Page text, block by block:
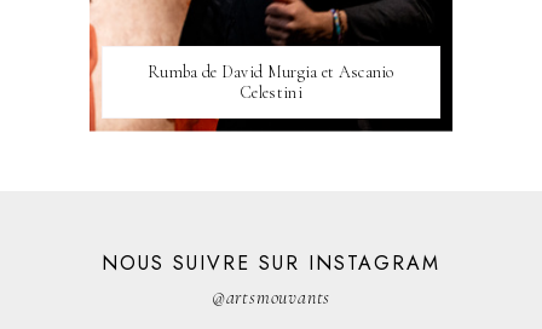
Rumba de David Murgia et Ascanio
Celestini
NOUS SUIVRE SUR INSTAGRAM
@artsmouvants